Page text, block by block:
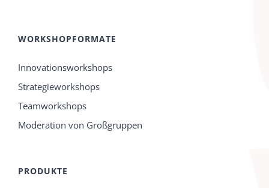
WORKSHOPFORMATE
Innovationsworkshops
Strategieworkshops
Teamworkshops
Moderation von Großgruppen
PRODUKTE